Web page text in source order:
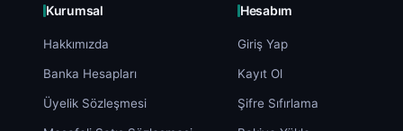
Kurumsal
Hakkımızda
Banka Hesapları
Üyelik Sözleşmesi
Hesabım
Giriş Yap
Kayıt Ol
Şifre Sıfırlama